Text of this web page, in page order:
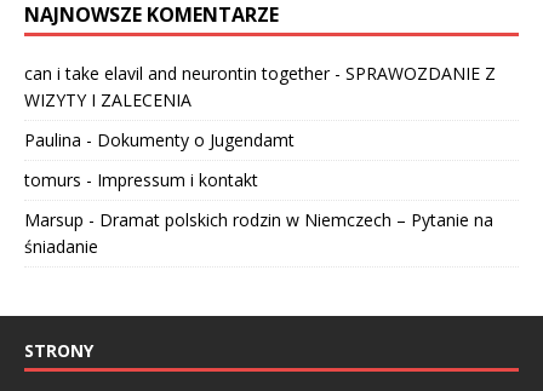
NAJNOWSZE KOMENTARZE
can i take elavil and neurontin together- SPRAWOZDANIE Z
WIZYTY I ZALECENIA
Paulina - Dokumenty o Jugendamt
tomurs - Impressum i kontakt
Marsup - Dramat polskich rodzin w Niemczech – Pytanie na
śniadanie
STRONY